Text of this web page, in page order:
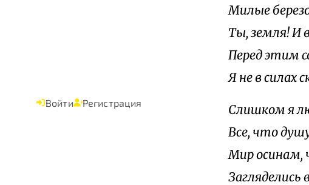
Войти Регистрация
Милые
Ты, земля! И
Перед этим
Я не в силах
Слишком я
Все, что
Мир осинам,
Загляделись